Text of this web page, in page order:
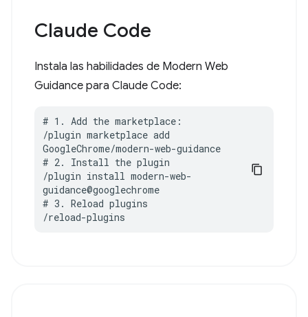
Claude Code
Instala las habilidades de Modern Web
Guidance para Claude Code:
# 1. Add the marketplace:
/plugin marketplace add
GoogleChrome/modern-web-guidance
# 2. Install the plugin
/plugin install modern-web-
guidance@googlechrome
# 3. Reload plugins
/reload-plugins